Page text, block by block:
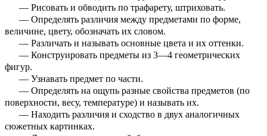
— Рисовать и обводить по трафарету, штриховать.
— Определять различия между предметами по форме,
величине, цвету, обозначать их словом.
— Различать и называть основные цвета и их оттенки.
— Конструировать предметы из 3—4 геометрических
фигур.
— Узнавать предмет по части.
— Определять на ощупь разные свойства предметов (по
поверхности, весу, температуре) и называть их.
— Находить различия и сходство в двух аналогичных
сюжетных картинках.